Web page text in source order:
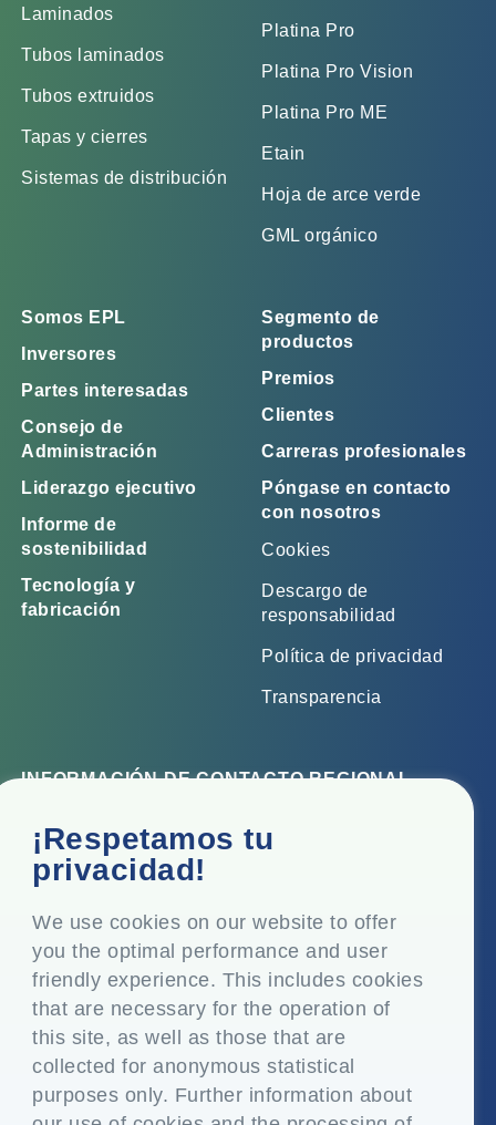
¡Respetamos tu
privacidad!
We use cookies on our website to offer
you the optimal performance and user
friendly experience. This includes cookies
that are necessary for the operation of
this site, as well as those that are
collected for anonymous statistical
purposes only. Further information about
Laminados
Tubos laminados
Tubos extruidos
Tapas y cierres
Sistemas de distribución
Platina Pro
Platina Pro Vision
Platina Pro ME
Etain
Hoja de arce verde
GML orgánico
Somos EPL
Inversores
Partes interesadas
Consejo de
Administración
Liderazgo ejecutivo
Informe de
sostenibilidad
Tecnología y
fabricación
Segmento de
productos
Premios
Clientes
Carreras profesionales
Póngase en contacto
con nosotros
Cookies
Descargo de
responsabilidad
Política de privacidad
Transparencia
INFORMACIÓN DE CONTACTO REGIONAL
Oficina corporativa
Top Floor, Times Tower, Kamala City, Senapati Bapat
Marg, Lower Parel, Mumbai - 400 013, Maharashtra,
Domicilio social
P.O. Vasind, Taluka Shahapur, Dist. Thane - 421 604,
Maharashtra India
+91-22-24819000
info@eplglobal.com